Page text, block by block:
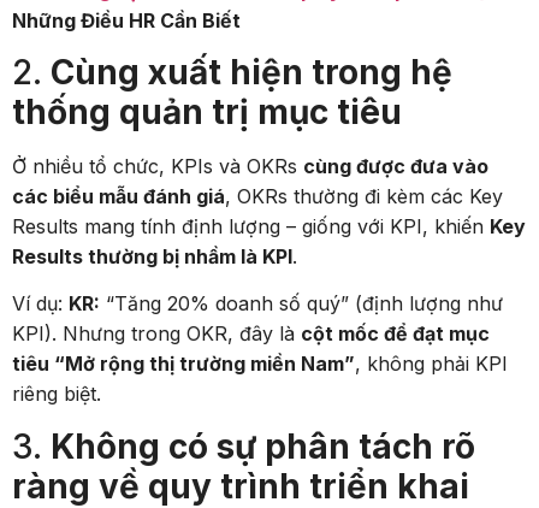
Những Điều HR Cần Biết
2. Cùng xuất hiện trong hệ
thống quản trị mục tiêu
Ở nhiều tổ chức, KPIs và OKRs cùng được đưa vào
các biểu mẫu đánh giá, OKRs thường đi kèm các Key
Results mang tính định lượng – giống với KPI, khiến Key
Results thường bị nhầm là KPI.
Ví dụ: KR: “Tăng 20% doanh số quý” (định lượng như
KPI). Nhưng trong OKR, đây là cột mốc để đạt mục
tiêu “Mở rộng thị trường miền Nam”, không phải KPI
riêng biệt.
3. Không có sự phân tách rõ
ràng về quy trình triển khai